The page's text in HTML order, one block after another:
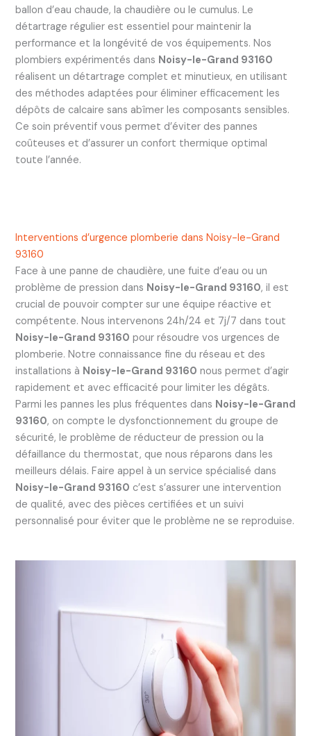
ballon d’eau chaude, la chaudière ou le cumulus. Le
détartrage régulier est essentiel pour maintenir la
performance et la longévité de vos équipements. Nos
plombiers expérimentés dans Noisy-le-Grand 93160
réalisent un détartrage complet et minutieux, en utilisant
des méthodes adaptées pour éliminer efficacement les
dépôts de calcaire sans abîmer les composants sensibles.
Ce soin préventif vous permet d’éviter des pannes
coûteuses et d’assurer un confort thermique optimal
toute l’année.
Interventions d’urgence plomberie dans Noisy-le-Grand
93160
Face à une panne de chaudière, une fuite d’eau ou un
problème de pression dans Noisy-le-Grand 93160, il est
crucial de pouvoir compter sur une équipe réactive et
compétente. Nous intervenons 24h/24 et 7j/7 dans tout
Noisy-le-Grand 93160 pour résoudre vos urgences de
plomberie. Notre connaissance fine du réseau et des
installations à Noisy-le-Grand 93160 nous permet d’agir
rapidement et avec efficacité pour limiter les dégâts.
Parmi les pannes les plus fréquentes dans Noisy-le-Grand
93160, on compte le dysfonctionnement du groupe de
sécurité, le problème de réducteur de pression ou la
défaillance du thermostat, que nous réparons dans les
meilleurs délais. Faire appel à un service spécialisé dans
Noisy-le-Grand 93160 c’est s’assurer une intervention
de qualité, avec des pièces certifiées et un suivi
personnalisé pour éviter que le problème ne se reproduise.